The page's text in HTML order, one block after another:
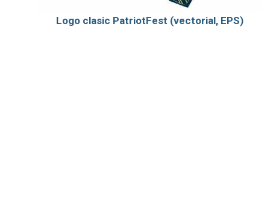
Logo clasic PatriotFest (vectorial, EPS)